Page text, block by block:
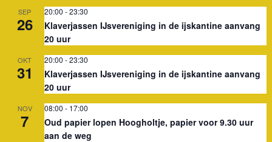
SEP
26
20:00 -23:30
Klaverjassen IJsvereniging in de ijskantine aanvang
20 uur
OKT
31
20:00 -23:30
Klaverjassen IJsvereniging in de ijskantine aanvang
20 uur
NOV
7
08:00 - 17:00
Oud papier lopen Hoogholtje, papier voor 9.30 uur
aan de weg